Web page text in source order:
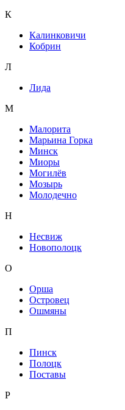
К
Калинковичи
Кобрин
Л
Лида
М
Малорита
Марьина Горка
Минск
Миоры
Могилёв
Мозырь
Молодечно
Н
Несвиж
Новополоцк
О
Орша
Островец
Ошмяны
П
Пинск
Полоцк
Поставы
Р